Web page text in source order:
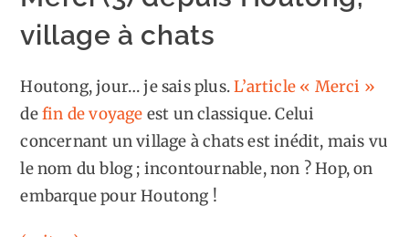
village à chats
Houtong, jour… je sais plus.L’article « Merci »
defin de voyage est un classique. Celui
concernant un village à chats est inédit, mais vu
le nom du blog ; incontournable, non ? Hop, on
embarque pour Houtong !